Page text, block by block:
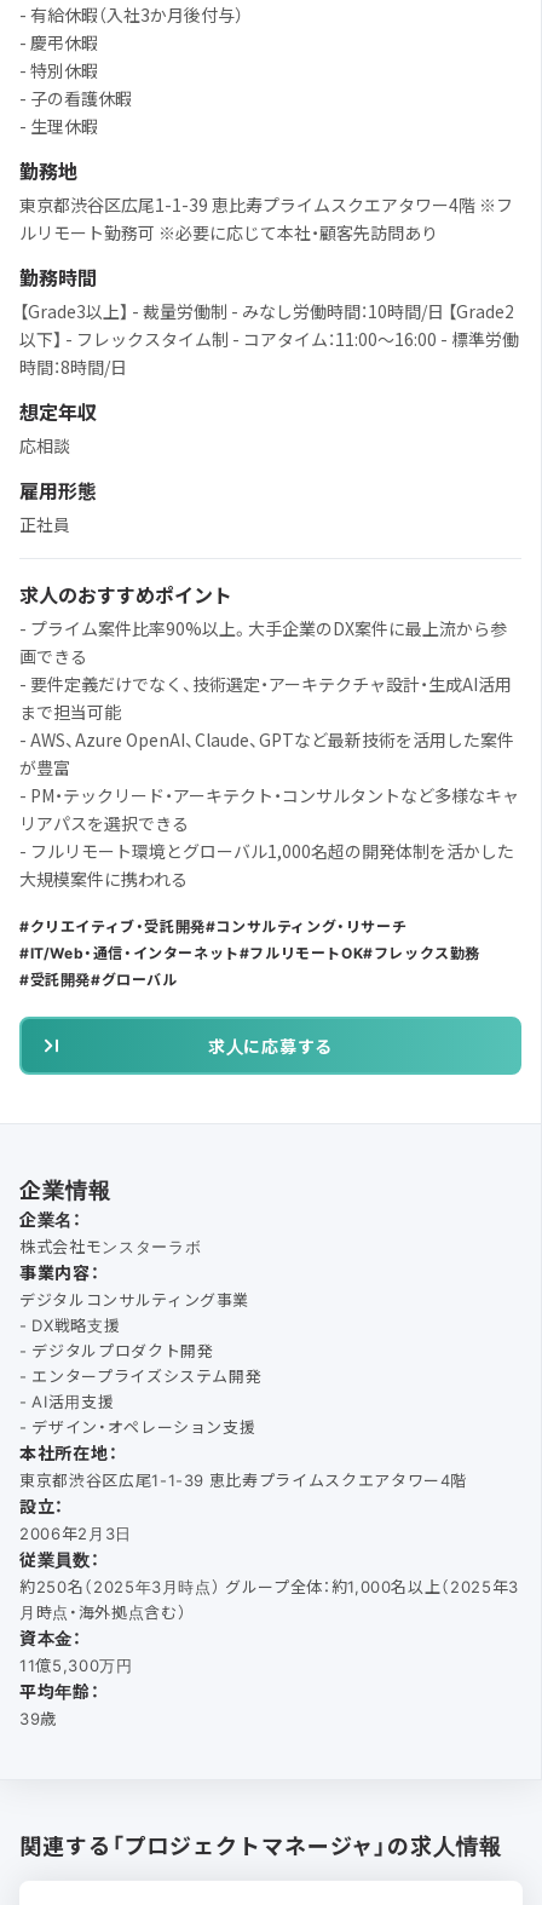
- 有給休暇（入社3か月後付与）
- 慶弔休暇
- 特別休暇
- 子の看護休暇
- 生理休暇
勤務地
東京都渋谷区広尾1-1-39 恵比寿プライムスクエアタワー4階 ※フ
ルリモート勤務可 ※必要に応じて本社・顧客先訪問あり
勤務時間
【Grade3以上】 - 裁量労働制 - みなし労働時間：10時間/日 【Grade2
以下】 - フレックスタイム制 - コアタイム：11:00〜16:00 - 標準労働
時間：8時間/日
想定年収
応相談
雇用形態
正社員
求人のおすすめポイント
- プライム案件比率90%以上。大手企業のDX案件に最上流から参
画できる
- 要件定義だけでなく、技術選定・アーキテクチャ設計・生成AI活用
まで担当可能
- AWS、Azure OpenAI、Claude、GPTなど最新技術を活用した案件
が豊富
- PM・テックリード・アーキテクト・コンサルタントなど多様なキャ
リアパスを選択できる
- フルリモート環境とグローバル1,000名超の開発体制を活かした
大規模案件に携われる
クリエイティブ・受託開発
コンサルティング・リサーチ
IT/Web・通信・インターネット
フルリモートOK フレックス勤務
受託開発 グローバル
求人に応募する
企業情報
企業名：
株式会社モンスターラボ
事業内容：
デジタルコンサルティング事業
- DX戦略支援
- デジタルプロダクト開発
- エンタープライズシステム開発
- AI活用支援
- デザイン・オペレーション支援
本社所在地：
東京都渋谷区広尾1-1-39 恵比寿プライムスクエアタワー4階
設立：
2006年2月3日
従業員数：
約250名（2025年3月時点） グループ全体：約1,000名以上（2025年3
月時点・海外拠点含む）
資本金：
11億5,300万円
平均年齢：
39歳
関連する「プロジェクトマネージャ」の求人情報